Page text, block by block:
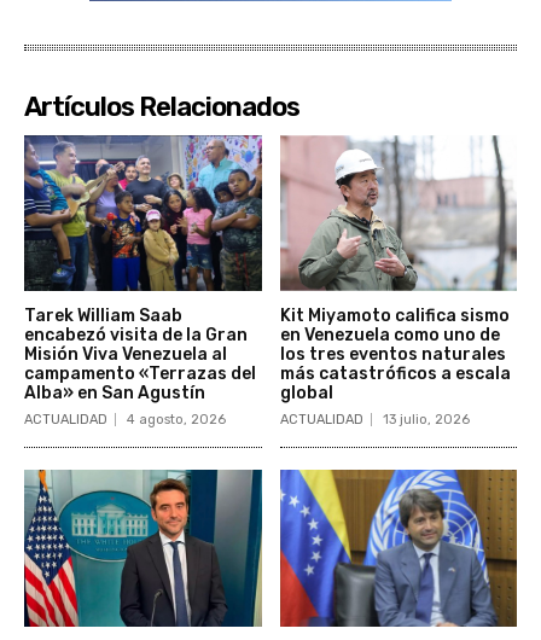
Artículos Relacionados
Tarek William Saab
encabezó visita de la Gran
Misión Viva Venezuela al
campamento «Terrazas del
Alba» en San Agustín
ACTUALIDAD 4 agosto, 2026
Kit Miyamoto califica sismo
en Venezuela como uno de
los tres eventos naturales
más catastróficos a escala
global
ACTUALIDAD 13 julio, 2026